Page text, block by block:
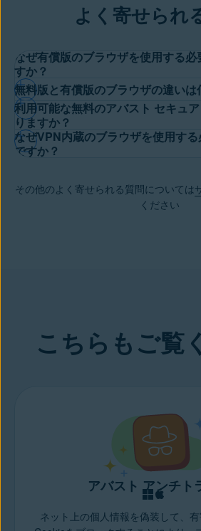
よく寄せられ
なぜ有償版のブラウザを使用する
すか？
オンライン時に完全な安心感を得ること
ラウザを持つには費用が発生します。ア
ザ プロでは、帯域幅制限のない内蔵VPN
により、Web閲覧時のプライバシーが保
イトや地域制限サイトを含む、あらゆる
無料版と有償版のブラウザの違いは
アバスト セキュア ブラウザ プロは
のプレミアム層を表し、無制限の帯域幅
となっています。また、すべての煩わし
ットを受けるだけでなく、高速な読み
きます。
利用可能な無料のアバスト セキュ
りますか？
はい、あります。
きます。また、30 日間の全額返金保証
なぜVPN内蔵のブラウザを使用す
ですか？
の悪質な業者は、お客様の個人情報、位
を追跡することができません。安全では
その他のよく寄せられる質問については
ください
こちらもご覧
アバスト アンチト
ネット上の個人情報を偽装して、